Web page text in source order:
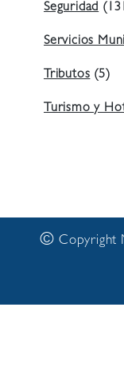
Seguridad
Servicios
Tributos (5)
Turismo y
© Copyright